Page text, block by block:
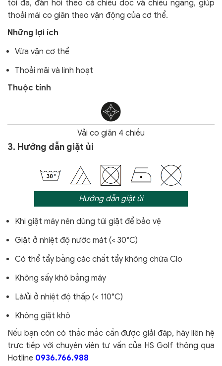
tối đa, đàn hồi theo cả chiều dọc và chiều ngang, giúp
thoải mái co giãn theo vận động của cơ thể.
Những lợi ích
Vừa vặn cơ thể
Thoải mãi và linh hoạt
Thuộc tính
Vải co giãn 4 chiều
3. Hướng dẫn giặt ủi
Hướng dẫn giặt ủi
Khi giặt máy nên dùng túi giặt để bảo vệ
Giặt ở nhiệt độ nước mát (< 30°C)
Có thể tẩy bằng các chất tẩy không chứa Clo
Không sấy khô bằng máy
Là/ủi ở nhiệt độ thấp (< 110°C)
Không giặt khô
Nếu bạn còn có thắc mắc cần được giải đáp, hãy liên hệ
trực tiếp với chuyên viên tư vấn của HS Golf thông qua
Hotline 0936.766.988